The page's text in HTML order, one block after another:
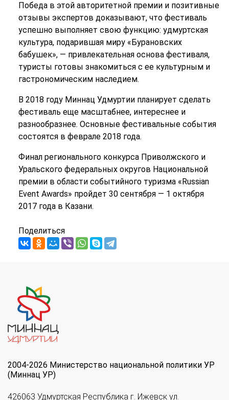
Победа в этой авторитетной премии и позитивные
отзывы экспертов доказывают, что фестиваль
успешно выполняет свою функцию: удмуртская
культура, подарившая миру «Бурановских
бабушек», — привлекательная основа фестиваля,
туристы готовы знакомиться с ее культурным и
гастрономическим наследием.
В 2018 году Миннац Удмуртии планирует сделать
фестиваль еще масштабнее, интереснее и
разнообразнее. Основные фестивальные события
состоятся в феврале 2018 года.
Финал регионального конкурса Приволжского и
Уральского федеральных округов Национальной
премии в области событийного туризма «Russian
Event Awards» пройдет 30 сентября — 1 октября
2017 года в Казани.
Поделиться
2004-2026 Министерство национальной политики УР
(Миннац УР)
426063 Удмуртская Республика г. Ижевск ул.